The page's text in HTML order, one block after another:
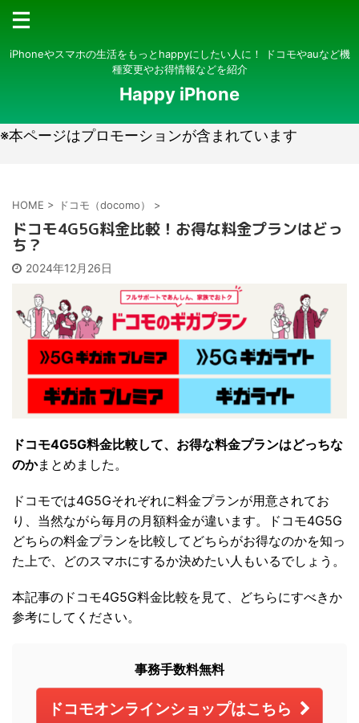
iPhoneやスマホの生活をもっとhappyにしたい人に！ ドコモやauなど機
種変更やお得情報などを紹介
Happy iPhone
※本ページはプロモーションが含まれています
HOME > ドコモ（docomo） >
ドコモ4G5G料金比較！お得な料金プランはどっ
ち？
2024年12月26日
ドコモ4G5G料金比較して、お得な料金プランはどっちな
のかまとめました。
ドコモでは4G5Gそれぞれに料金プランが用意されてお
り、当然ながら毎月の月額料金が違います。ドコモ4G5G
どちらの料金プランを比較してどちらがお得なのかを知っ
た上で、どのスマホにするか決めたい人もいるでしょう。
本記事のドコモ4G5G料金比較を見て、どちらにすべきか
参考にしてください。
事務手数料無料
ドコモオンラインショップはこちら